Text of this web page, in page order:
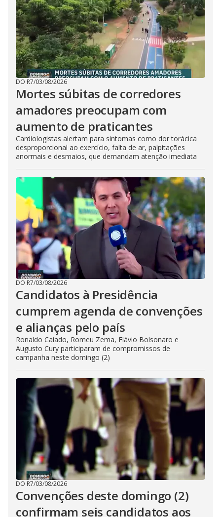
DO R7/03/08/2026
Mortes súbitas de corredores
amadores preocupam com
aumento de praticantes
Cardiologistas alertam para sintomas como dor torácica
desproporcional ao exercício, falta de ar, palpitações
anormais e desmaios, que demandam atenção imediata
DO R7/03/08/2026
Candidatos à Presidência
cumprem agenda de convenções
e alianças pelo país
Ronaldo Caiado, Romeu Zema, Flávio Bolsonaro e
Augusto Cury participaram de compromissos de
campanha neste domingo (2)
DO R7/03/08/2026
Convenções deste domingo (2)
confirmam seis candidatos aos